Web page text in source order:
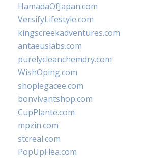
HamadaOfJapan.com
VersifyLifestyle.com
kingscreekadventures.com
antaeuslabs.com
purelycleanchemdry.com
WishOping.com
shoplegacee.com
bonvivantshop.com
CupPlante.com
mpzin.com
stcreal.com
PopUpFlea.com